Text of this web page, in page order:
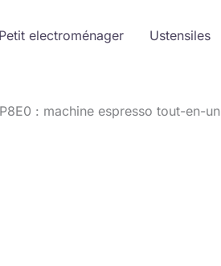
Petit electroménager Ustensiles
: machine espresso tout-en-un